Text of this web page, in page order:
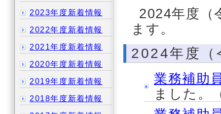
2024年度（
ます。
2024年度（
業務補助
ました。
2023年度新着情報
2022年度新着情報
2021年度新着情報
2020年度新着情報
2019年度新着情報
2018年度新着情報